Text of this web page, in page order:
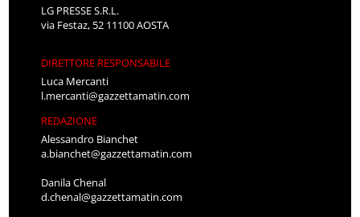
LG PRESSE S.R.L.
via Festaz, 52 11100 AOSTA
DIRETTORE RESPONSABILE
Luca Mercanti
l.mercanti@gazzettamatin.com
REDAZIONE
Alessandro Bianchet
a.bianchet@gazzettamatin.com
Danila Chenal
d.chenal@gazzettamatin.com